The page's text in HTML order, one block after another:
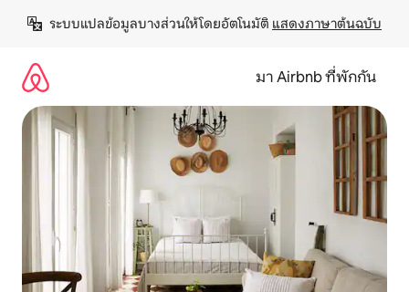
เนื้อหา
ระบบแปลข้อมูลบางส่วนให้โดยอัตโนมัติ แสดงภาษาต้นฉบับ
มา Airbnb ที่พักกัน